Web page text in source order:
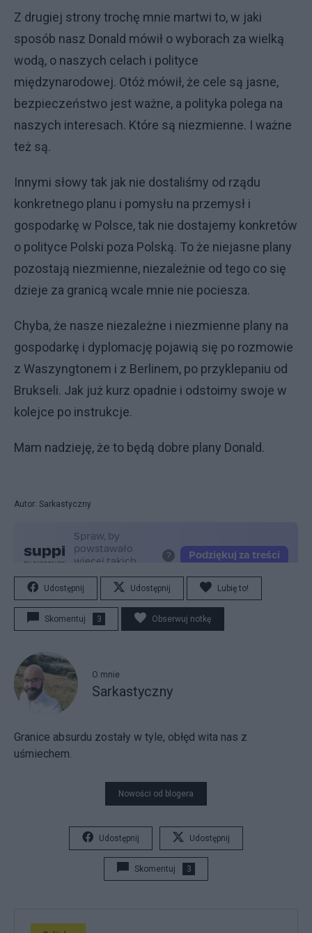
Z drugiej strony trochę mnie martwi to, w jaki
sposób nasz Donald mówił o wyborach za wielką
wodą, o naszych celach i polityce
międzynarodowej. Otóż mówił, że cele są jasne,
bezpieczeństwo jest ważne, a polityka polega na
naszych interesach. Które są niezmienne. I ważne
też są.
Innymi słowy tak jak nie dostaliśmy od rządu
konkretnego planu i pomysłu na przemysł i
gospodarkę w Polsce, tak nie dostajemy konkretów
o polityce Polski poza Polską. To że niejasne plany
pozostają niezmienne, niezależnie od tego co się
dzieje za granicą wcale mnie nie pociesza.
Chyba, że nasze niezależne i niezmienne plany na
gospodarkę i dyplomację pojawią się po rozmowie
z Waszyngtonem i z Berlinem, po przyklepaniu od
Brukseli. Jak już kurz opadnie i odstoimy swoje w
kolejce po instrukcje.
Mam nadzieję, że to będą dobre plany Donald.
Autor: Sarkastyczny
Udostępnij Udostępnij Lubię to!
Skomentuj 3 Obserwuj notkę
O mnie
Sarkastyczny
Granice absurdu zostały w tyle, obłęd wita nas z
uśmiechem.
Nowości od blogera
Udostępnij Udostępnij
Skomentuj 3